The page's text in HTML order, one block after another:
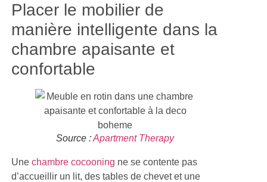
Placer le mobilier de
manière intelligente dans la
chambre apaisante et
confortable
Source :Apartment Therapy
Unechambre cocooning ne se contente pas
d’accueillir un lit, des tables de chevet et une